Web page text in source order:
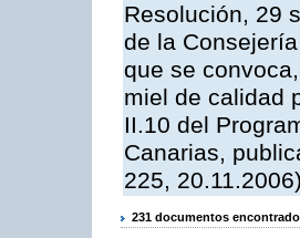
Resolución, 29
de la
que se
miel de calidad
II.10 del
Canarias,
225, 20.11.2006)
231 documentos